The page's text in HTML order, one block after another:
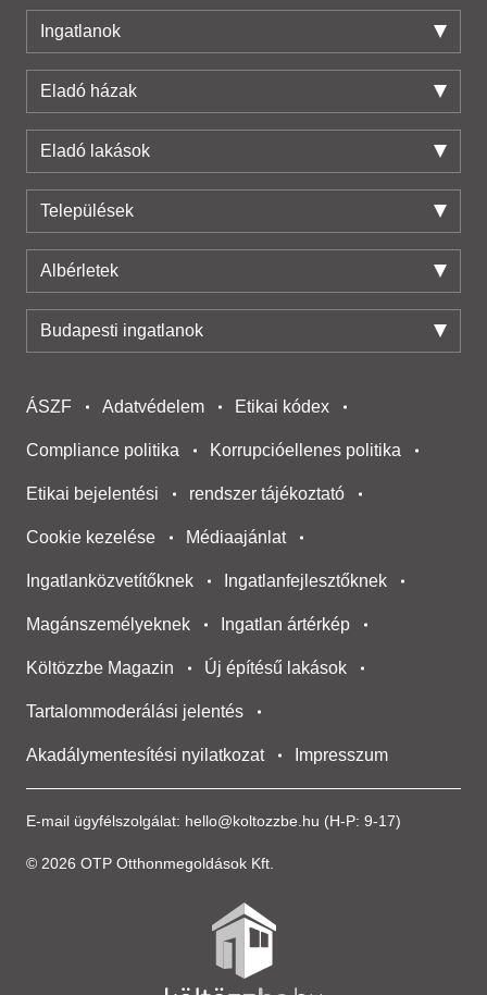
Ingatlanok
Eladó házak
Eladó lakások
Települések
Albérletek
Budapesti ingatlanok
E-mail ügyfélszolgálat: hello@koltozzbe.hu (H-P: 9-17)
© 2026 OTP Otthonmegoldások Kft.
ÁSZF Adatvédelem Etikai kódex
Compliance politika Korrupcióellenes politika
Etikai bejelentési rendszer tájékoztató
Cookie kezelése Médiaajánlat
Ingatlanközvetítőknek Ingatlanfejlesztőknek
Magánszemélyeknek Ingatlan ártérkép
Költözzbe Magazin Új építésű lakások
Tartalommoderálási jelentés
Akadálymentesítési nyilatkozat Impresszum